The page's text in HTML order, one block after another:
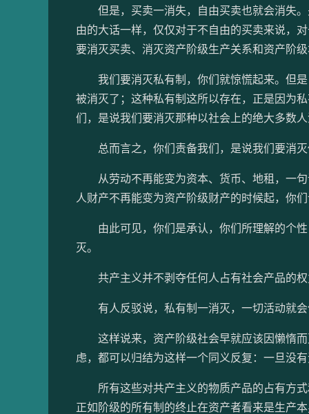
但是，买卖一消失，自由买卖也就会消失。
由的大话一样，仅仅对于不自由的买卖来说，
要消灭买卖、消灭资产阶级生产关系和资产阶
我们要消灭私有制，你们就惊慌起来。但是
被消灭了；这种私有制这所以存在，正是因为
们，是说我们要消灭那种以社会上的绝大多数
总而言之，你们责备我们，是说我们要消灭
从劳动不再能变为资本、货币、地租，一句
人财产不再能变为资产阶级财产的时候起，你
由此可见，你们是承认，你们所理解的个性
灭。
共产主义并不剥夺任何人占有社会产品的权
有人反驳说，私有制一消灭，一切活动就会
这样说来，资产阶级社会早就应该因懒惰而
虑，都可以归结为这样一个同义反复：一旦没
所有这些对共产主义的物质产品的占有方式
正如阶级的所有制的终止在资产者看来是生产